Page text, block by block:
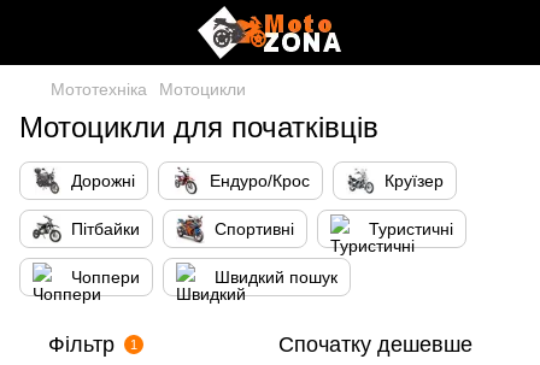
Мототехніка Мотоцикли
Мотоцикли для початківців
Дорожні Ендуро/Крос Круїзер
Пітбайки Спортивні Туристичні
Чоппери Швидкий пошук
Фільтр 1 Спочатку дешевше